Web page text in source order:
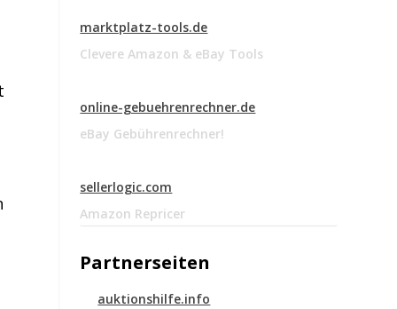
marktplatz-tools.de
Clevere Amazon & eBay Tools
online-gebuehrenrechner.de
eBay Gebührenrechner!
sellerlogic.com
Amazon Repricer
Partnerseiten
auktionshilfe.info